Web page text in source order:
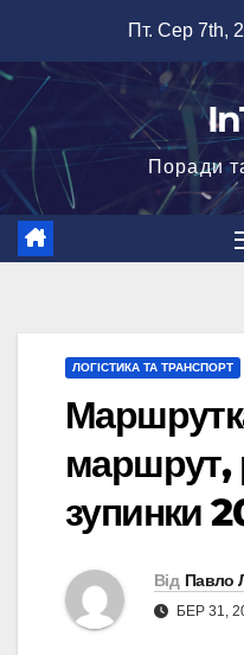
вмісту
Пт. Сер 7th,
Поради
ЛОГІСТИКА ТА ТРАНСПОРТ
маршрут,
зупинки
Від Павло
БЕР 31,